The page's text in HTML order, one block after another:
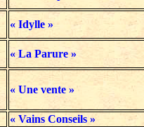
« Idylle »
« La Parure »
« Une vente »
« Vains Conseils »